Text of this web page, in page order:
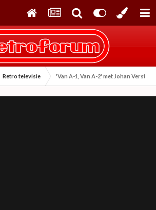
Retro televisie 'Van A-1, Van A-2' met Johan